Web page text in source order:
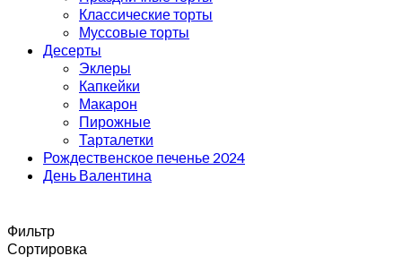
Классические торты
Муссовые торты
Десерты
Эклеры
Капкейки
Макарон
Пирожные
Тарталетки
Рождественское печенье 2024
День Валентина
Фильтр
Сортировка